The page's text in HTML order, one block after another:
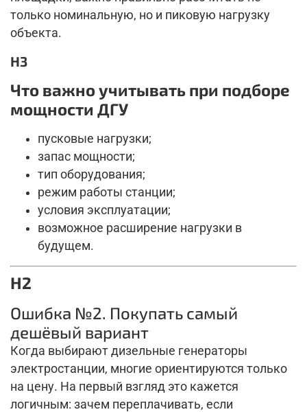
только номинальную, но и пиковую нагрузку
объекта.
H3
Что важно учитывать при подборе
мощности ДГУ
пусковые нагрузки;
запас мощности;
тип оборудования;
режим работы станции;
условия эксплуатации;
возможное расширение нагрузки в
будущем.
H2
Ошибка №2. Покупать самый
дешёвый вариант
Когда выбирают дизельные генераторы
электростанции, многие ориентируются только
на цену. На первый взгляд это кажется
логичным: зачем переплачивать, если